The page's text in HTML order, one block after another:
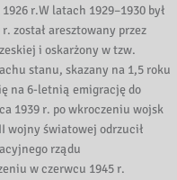
r.W latach 1929–1930 był
został aresztowany przez
i oskarżony w tzw.
stanu, skazany na 1,5 roku
na 6-letnią emigrację do
1939 r. po wkroczeniu wojsk
wojny światowej odrzucił
rządu
w czerwcu 1945 r.